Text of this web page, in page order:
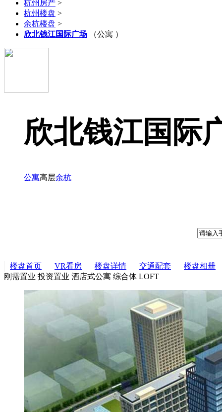
杭州房产 >
杭州楼盘 >
余杭楼盘 >
欣北钱江国际广场 （公寓 ）
欣北钱江国际
公寓高层余杭
楼盘首页 VR看房 楼盘详情 交通配套
楼盘相册
刚需置业 投资置业 酒店式公寓 综合体 LOFT